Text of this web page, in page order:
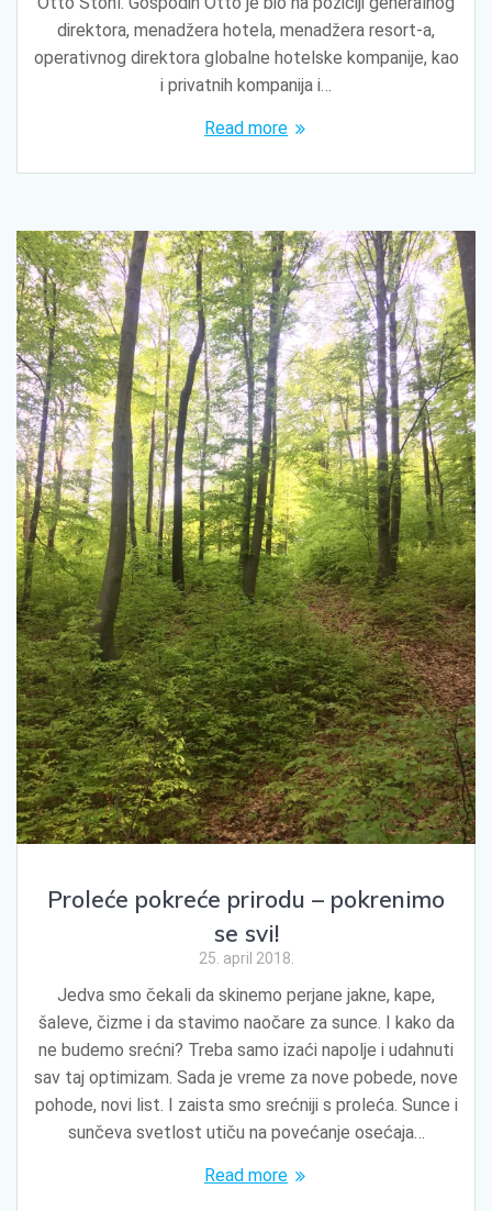
direktora, menadžera hotela, menadžera resort-a,
operativnog direktora globalne hotelske kompanije, kao
i privatnih kompanija i…
Read more
Proleće pokreće prirodu – pokrenimo
se svi!
25. april 2018.
Jedva smo čekali da skinemo perjane jakne, kape,
šaleve, čizme i da stavimo naočare za sunce. I kako da
ne budemo srećni? Treba samo izaći napolje i udahnuti
sav taj optimizam. Sada je vreme za nove pobede, nove
pohode, novi list. I zaista smo srećniji s proleća. Sunce i
sunčeva svetlost utiču na povećanje osećaja…
Read more